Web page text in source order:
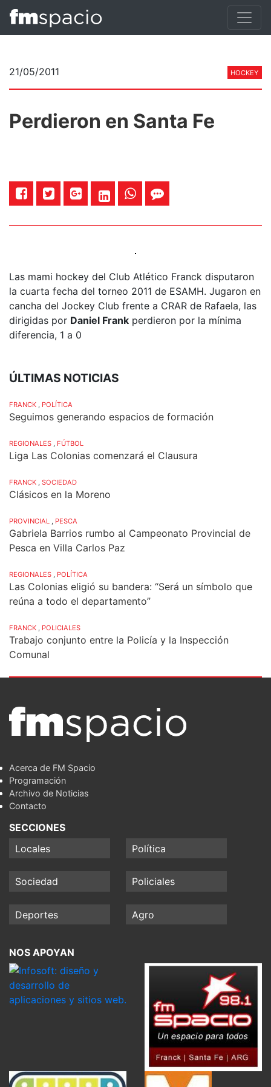
21/05/2011 HOCKEY
Perdieron en Santa Fe
Las mami hockey del Club Atlético Franck disputaron
la cuarta fecha del torneo 2011 de ESAMH. Jugaron en
cancha del Jockey Club frente a CRAR de Rafaela, las
dirigidas por Daniel Frank perdieron por la mínima
diferencia, 1 a 0
ÚLTIMAS NOTICIAS
FRANCK , POLÍTICA
Seguimos generando espacios de formación
REGIONALES , FÚTBOL
Liga Las Colonias comenzará el Clausura
FRANCK , SOCIEDAD
Clásicos en la Moreno
PROVINCIAL , PESCA
Gabriela Barrios rumbo al Campeonato Provincial de
Pesca en Villa Carlos Paz
REGIONALES , POLÍTICA
Las Colonias eligió su bandera: “Será un símbolo que
reúna a todo el departamento”
FRANCK , POLICIALES
Trabajo conjunto entre la Policía y la Inspección
Comunal
Acerca de FM Spacio
Programación
Archivo de Noticias
Contacto
SECCIONES
Locales
Política
Sociedad Policiales
Deportes Agro
NOS APOYAN